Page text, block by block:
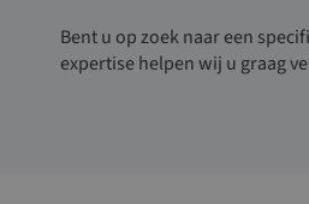
Bent u op zoek naar een
expertise helpen wij u graag